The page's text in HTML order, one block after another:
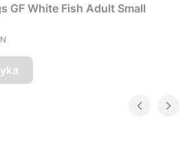
GF White Fish Adult Small